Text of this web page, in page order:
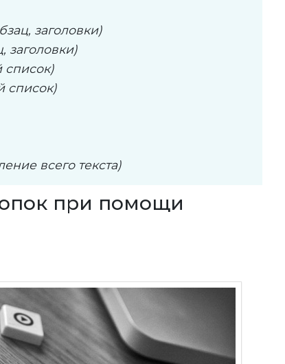
заголовки)
заголовки)
список)
всего текста)
при помощи